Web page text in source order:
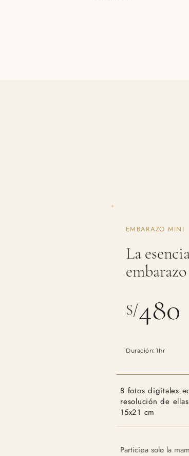
EMBARAZO MINI
La
embarazo
480
S/
Duración: 1hr
8 fotos digitales
resolución de
15x21 cm
Participa solo la